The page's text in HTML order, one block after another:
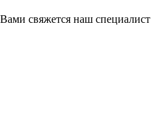
свяжется наш специалист